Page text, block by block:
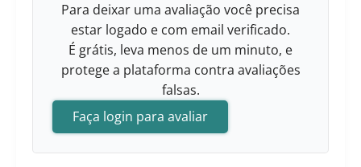
Para deixar uma avaliação você precisa
estar logado e com email verificado.
É grátis, leva menos de um minuto, e
protege a plataforma contra avaliações
falsas.
Faça login para avaliar